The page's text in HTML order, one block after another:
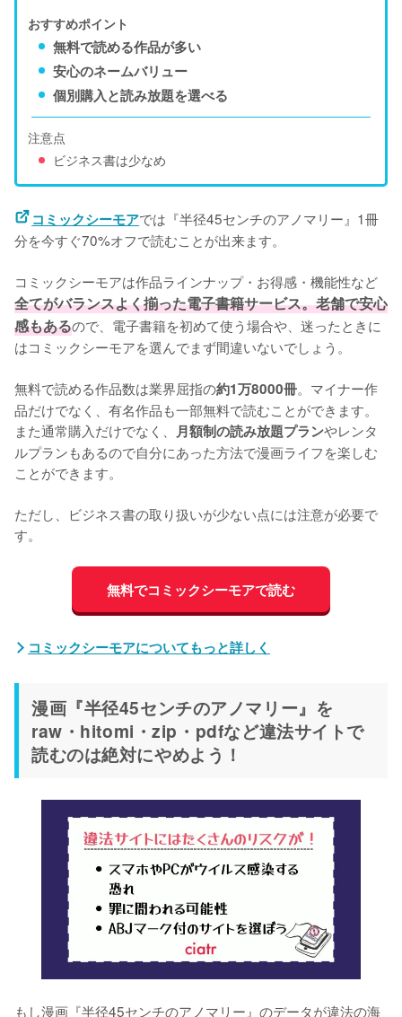
おすすめポイント
無料で読める作品が多い
安心のネームバリュー
個別購入と読み放題を選べる
注意点
ビジネス書は少なめ
コミックシーモアでは『半径45センチのアノマリー』1冊
分を今すぐ70%オフで読むことが出来ます。
コミックシーモアは作品ラインナップ・お得感・機能性など
全てがバランスよく揃った電子書籍サービス。老舗で安心
感もあるので、電子書籍を初めて使う場合や、迷ったときに
はコミックシーモアを選んでまず間違いないでしょう。
無料で読める作品数は業界屈指の約1万8000冊。マイナー作
品だけでなく、有名作品も一部無料で読むことができます。
また通常購入だけでなく、 月額制の読み放題プランやレンタ
ルプランもあるので自分にあった方法で漫画ライフを楽しむ
ことができます。
ただし、ビジネス書の取り扱いが少ない点には注意が必要で
す。
無料でコミックシーモアで読む
コミックシーモアについてもっと詳しく
漫画『半径45センチのアノマリー』を
raw・hitomi・zip・pdfなど違法サイトで
読むのは絶対にやめよう！
もし漫画『半径45センチのアノマリー』のデータが違法の海